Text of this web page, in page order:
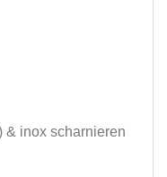
& inox scharnieren